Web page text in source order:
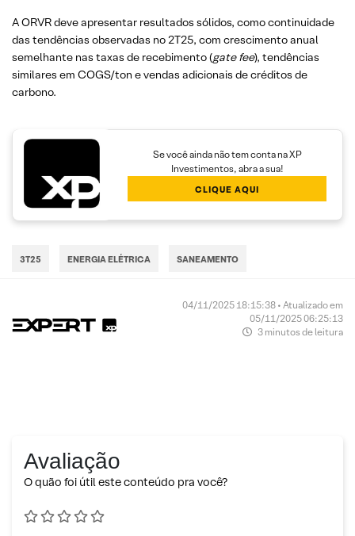
A ORVR deve apresentar resultados sólidos, como continuidade
das tendências observadas no 2T25, com crescimento anual
semelhante nas taxas de recebimento (gate fee), tendências
similares em COGS/ton e vendas adicionais de créditos de
carbono.
Se você ainda não tem conta na XP
Investimentos, abra a sua!
CLIQUE AQUI
3T25 ENERGIA ELÉTRICA SANEAMENTO
04/11/2025 18:15:38 • Atualizado em
05/11/2025 06:25:13
3 minutos de leitura
Avaliação
O quão foi útil este conteúdo pra você?